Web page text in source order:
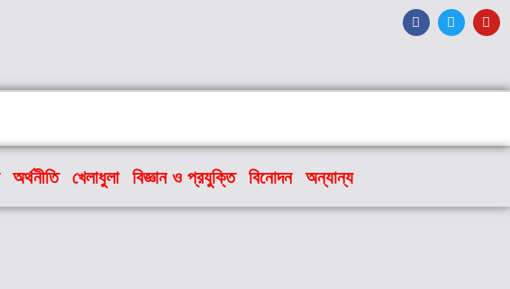
অর্থনীতি খেলাধুলা বিজ্ঞান ও প্রযুক্তি বিনোদন অন্যান্য